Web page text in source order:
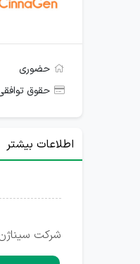
حضوری
حقوق
اطلاعات بیشتر
شرکت